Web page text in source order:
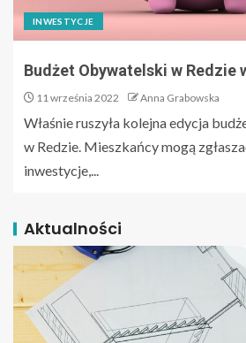
INWESTYCJE
Budżet Obywatelski w Redzie
11 września 2022 Anna Grabowska
Właśnie ruszyła kolejna edycja
w Redzie. Mieszkańcy mogą
inwestycje,...
Aktualności